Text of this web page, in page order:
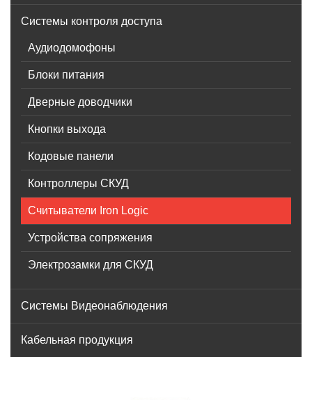
Системы контроля доступа
Аудиодомофоны
Блоки питания
Дверные доводчики
Кнопки выхода
Кодовые панели
Контроллеры СКУД
Считыватели Iron Logic
Устройства сопряжения
Электрозамки для СКУД
Системы Видеонаблюдения
Кабельная продукция